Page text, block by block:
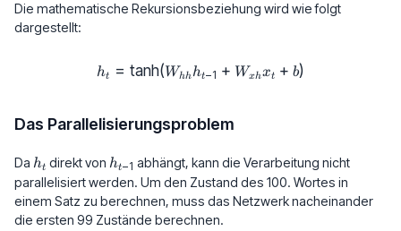
Die mathematische Rekursionsbeziehung wird wie folgt
dargestellt:
h_t = \tanh(W_{hh} h_{t-1} +
ht = tanh(Whhht−1 + Wxhxt + b)
Das Parallelisierungsproblem
Da h_t
ht direkt von h_{t-
1}
ht−1 abhängt, kann die Verarbeitung nicht
parallelisiert werden. Um den Zustand des 100. Wortes in
einem Satz zu berechnen, muss das Netzwerk nacheinander
die ersten 99 Zustände berechnen.